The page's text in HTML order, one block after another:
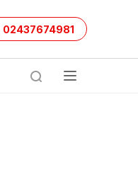
02437674981